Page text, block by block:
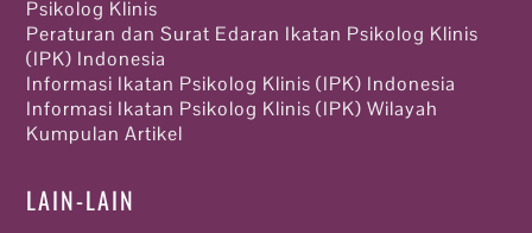
Psikolog Klinis
Peraturan dan Surat Edaran Ikatan Psikolog Klinis
(IPK) Indonesia
Informasi Ikatan Psikolog Klinis (IPK) Indonesia
Informasi Ikatan Psikolog Klinis (IPK) Wilayah
Kumpulan Artikel
LAIN-LAIN